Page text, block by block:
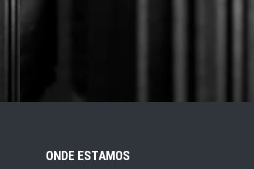
ONDE ESTAMOS